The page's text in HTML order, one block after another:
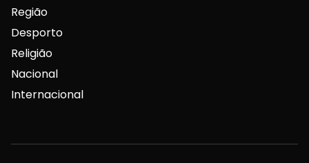
Região
Desporto
Religião
Nacional
Internacional